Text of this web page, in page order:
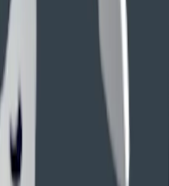
国，通常可用打包价快速确